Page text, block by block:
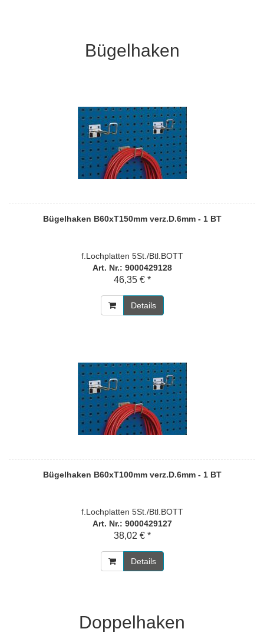
Bügelhaken
Bügelhaken B60xT150mm verz.D.6mm - 1 BT
f.Lochplatten 5St./Btl.BOTT
Art. Nr.: 9000429128
46,35 € *
Details
Bügelhaken B60xT100mm verz.D.6mm - 1 BT
f.Lochplatten 5St./Btl.BOTT
Art. Nr.: 9000429127
38,02 € *
Details
Doppelhaken